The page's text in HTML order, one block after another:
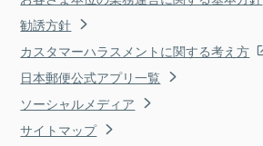
勧誘方針
カスタマーハラスメントに関する考え方
日本郵便公式アプリ一覧
ソーシャルメディア
サイトマップ